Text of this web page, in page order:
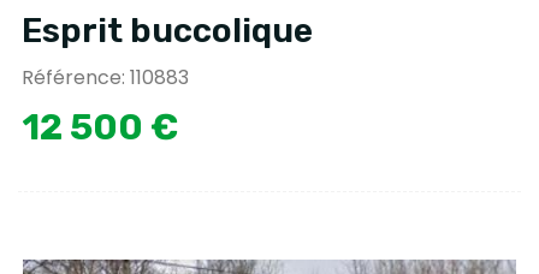
Esprit buccolique
Référence: 110883
12 500 €